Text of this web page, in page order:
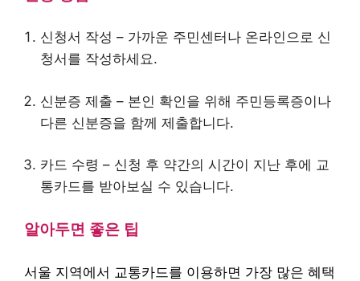
신청서 작성 – 가까운 주민센터나 온라인으로 신
청서를 작성하세요.
신분증 제출 – 본인 확인을 위해 주민등록증이나
다른 신분증을 함께 제출합니다.
카드 수령 – 신청 후 약간의 시간이 지난 후에 교
통카드를 받아보실 수 있습니다.
알아두면 좋은 팁
서울 지역에서 교통카드를 이용하면 가장 많은 혜택